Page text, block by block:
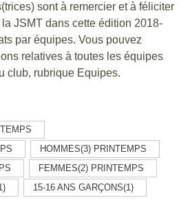
sont à remercier et à féliciter
JSMT dans cette édition 2018-
par équipes. Vous pouvez
relatives à toutes les équipes
club, rubrique Equipes.
HOMMES(3) PRINTEMPS
FEMMES(2) PRINTEMPS
15-16 ANS GARÇONS(1)